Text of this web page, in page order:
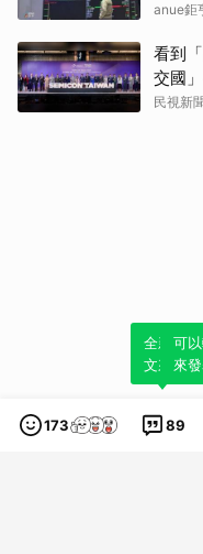
anue鉅
看到
交國
民視新
173 89
全新體
文來輕
可
來